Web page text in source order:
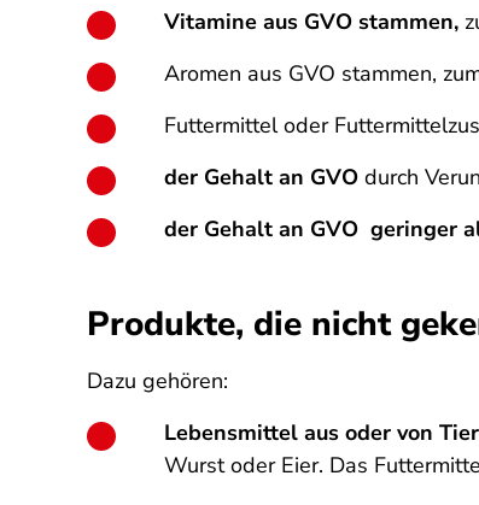
Vitamine aus GVO stammen,
Aromen aus GVO stammen,
Futtermittel oder
der Gehalt an GVO durch
der Gehalt an GVO geringer
Produkte, die nicht
Dazu gehören:
Lebensmittel aus oder von
Wurst oder Eier. Das